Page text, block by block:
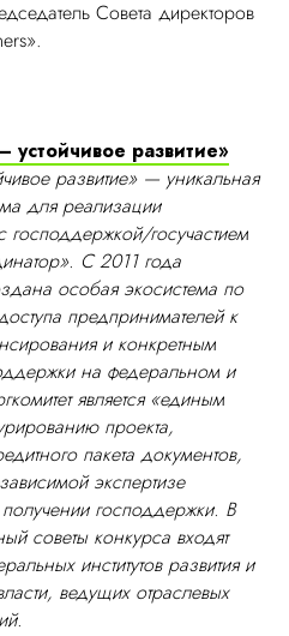
Совета директоров
устойчивое развитие»
развитие» — уникальная
для реализации
господдержкой/госучастием
С 2011 года
особая экосистема по
предпринимателей к
и конкретным
на федеральном и
является «единым
проекта,
пакета документов,
экспертизе
господдержки. В
советы конкурса входят
институтов развития и
ведущих отраслевых